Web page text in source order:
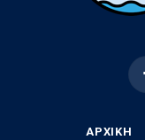
ΑΡΧΙΚΗ